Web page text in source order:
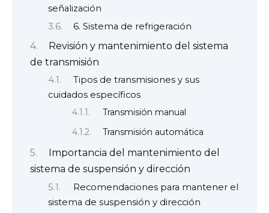
señalización
6. Sistema de refrigeración
Revisión y mantenimiento del sistema
de transmisión
Tipos de transmisiones y sus
cuidados específicos
Transmisión manual
Transmisión automática
Importancia del mantenimiento del
sistema de suspensión y dirección
Recomendaciones para mantener el
sistema de suspensión y dirección